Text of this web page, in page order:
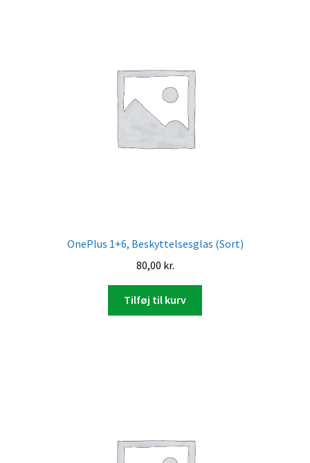
OnePlus 1+6, Beskyttelsesglas (Sort)
80,00 kr.
Tilføj til kurv